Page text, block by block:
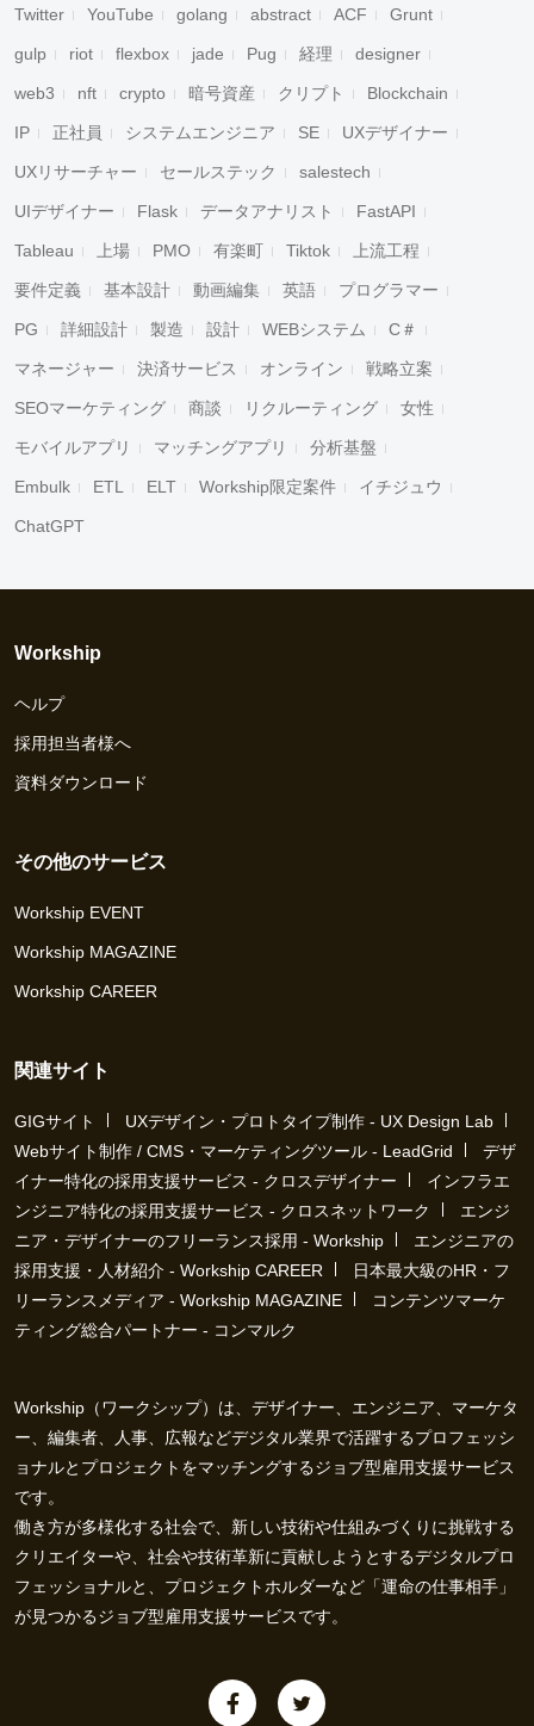
Twitter YouTube golang abstract ACF Grunt
gulp riot flexbox jade Pug 経理 designer
web3 nft crypto 暗号資産 クリプト Blockchain
IP 正社員 システムエンジニア SE UXデザイナー
UXリサーチャー セールステック salestech
UIデザイナー Flask データアナリスト FastAPI
Tableau 上場 PMO 有楽町 Tiktok 上流工程
要件定義 基本設計 動画編集 英語 プログラマー
PG 詳細設計 製造 設計 WEBシステム C＃
マネージャー 決済サービス オンライン 戦略立案
SEOマーケティング 商談 リクルーティング 女性
モバイルアプリ マッチングアプリ 分析基盤
Embulk ETL ELT Workship限定案件 イチジュウ
ChatGPT
Workship
ヘルプ
採用担当者様へ
資料ダウンロード
その他のサービス
Workship EVENT
Workship MAGAZINE
Workship CAREER
関連サイト
GIGサイト
UXデザイン・プロトタイプ制作 - UX Design Lab
Webサイト制作 / CMS・マーケティングツール - LeadGrid
デザ
イナー特化の採用支援サービス - クロスデザイナー
インフラエ
ンジニア特化の採用支援サービス - クロスネットワーク
エンジ
ニア・デザイナーのフリーランス採用 - Workship
エンジニアの
採用支援・人材紹介 - Workship CAREER
日本最大級のHR・フ
リーランスメディア - Workship MAGAZINE
コンテンツマーケ
ティング総合パートナー - コンマルク
Workship（ワークシップ）は、デザイナー、エンジニア、マーケタ
ー、編集者、人事、広報などデジタル業界で活躍するプロフェッシ
ョナルとプロジェクトをマッチングするジョブ型雇用支援サービス
です。
働き方が多様化する社会で、新しい技術や仕組みづくりに挑戦する
クリエイターや、社会や技術革新に貢献しようとするデジタルプロ
フェッショナルと、プロジェクトホルダーなど「運命の仕事相手」
が見つかるジョブ型雇用支援サービスです。